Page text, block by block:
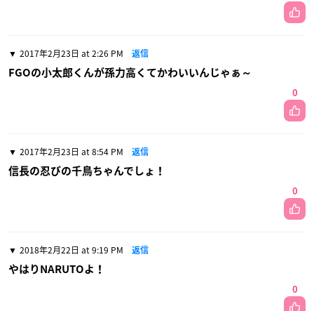
2017年2月23日 at 2:26 PM 返信
FGOの小太郎くんが孫力高くてかわいいんじゃぁ～
0
2017年2月23日 at 8:54 PM 返信
信長の忍びの千鳥ちゃんでしょ！
0
2018年2月22日 at 9:19 PM 返信
やはりNARUTOよ！
0